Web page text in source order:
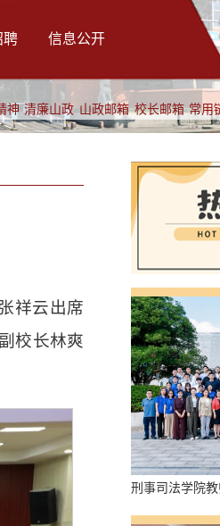
聘 信息公开
神 清廉山政 山政邮箱 校长邮箱 常用
祥云出席
校长林爽
刑事司法学院教